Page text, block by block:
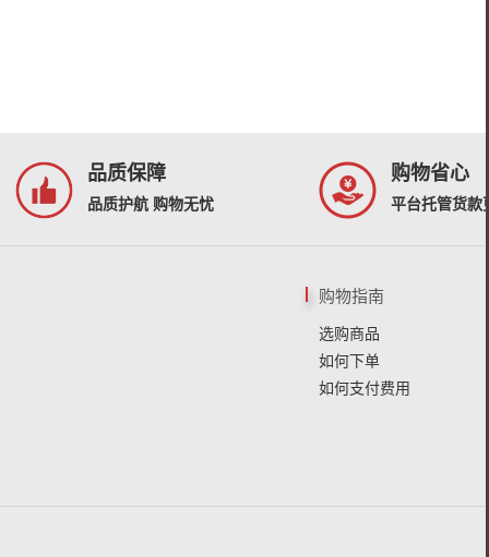
品质保障
品质护航 购物无忧
购物省心
平台托管货款
购物指南
选购商品
如何下单
如何支付费用